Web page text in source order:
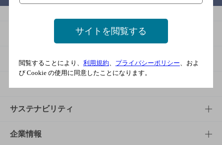
商品TOP
商品発売情報
栄養成分一覧
知る・楽しむ
キャンペーン
工場見学
文化・スポーツTOP
サントリーホール
サステナビリティ
サステナビリティTOP
企業情報
サイトを閲覧する
閲覧することにより、 利用規約 プライバシーポリシー 、およ
び Cookie の使用に同意したことになります。